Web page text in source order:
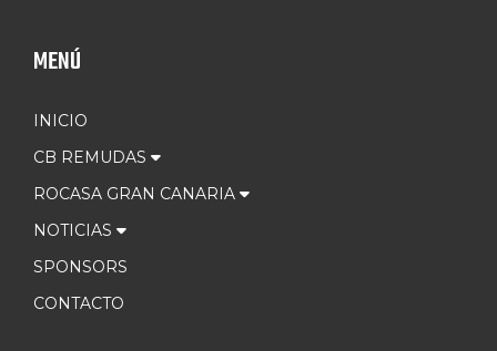
MENÚ
INICIO
CB REMUDAS
ROCASA GRAN CANARIA
NOTICIAS
SPONSORS
CONTACTO